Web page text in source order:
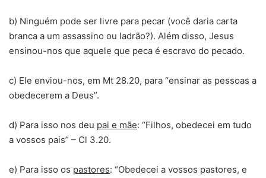
b) Ninguém pode ser livre para pecar (você daria carta
branca a um assassino ou ladrão?). Além disso, Jesus
ensinou-nos que aquele que peca é escravo do pecado.
c) Ele enviou-nos, em Mt 28.20, para “ensinar as pessoas a
obedecerem a Deus”.
d) Para isso nos deu pai e mãe: “Filhos, obedecei em tudo
a vossos pais” – Cl 3.20.
e) Para isso os pastores: “Obedecei a vossos pastores, e